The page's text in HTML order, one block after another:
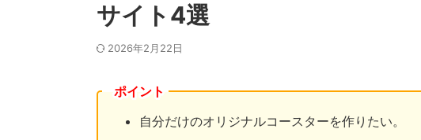
サイト4選
2026年2月22日
ポイント
自分だけのオリジナルコースターを作りたい。